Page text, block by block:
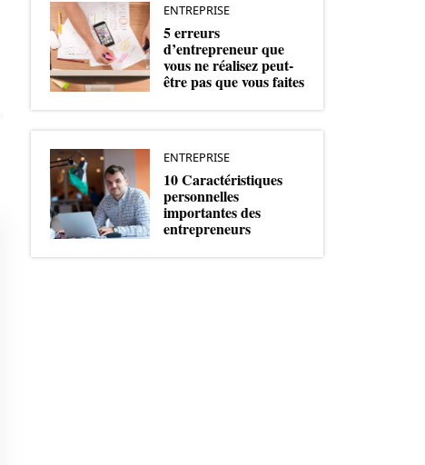
ENTREPRISE
5 erreurs
d’entrepreneur que
vous ne réalisez peut-
être pas que vous faites
ENTREPRISE
10 Caractéristiques
personnelles
importantes des
entrepreneurs